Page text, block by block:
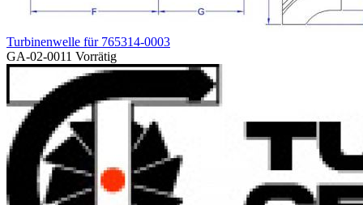
Turbinenwelle für 765314-0003
GA-02-0011 Vorrätig